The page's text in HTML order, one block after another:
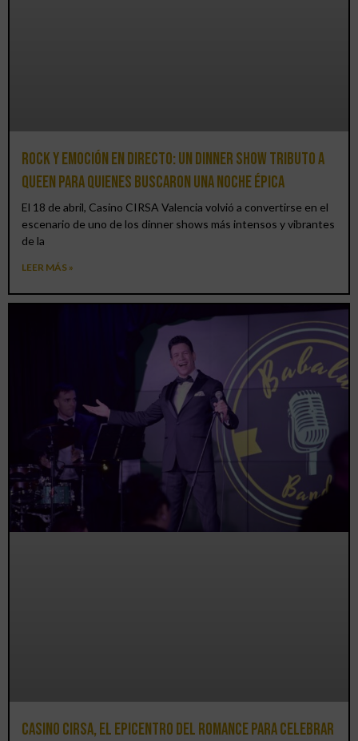
Rock y emoción en directo: un Dinner Show Tributo a
Queen para quienes buscaron una noche épica
El 18 de abril, Casino CIRSA Valencia volvió a convertirse en el
escenario de uno de los dinner shows más intensos y vibrantes
de la
LEER MÁS »
Casino CIRSA, el epicentro del romance para celebrar